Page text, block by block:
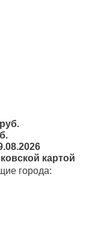
картой
города: